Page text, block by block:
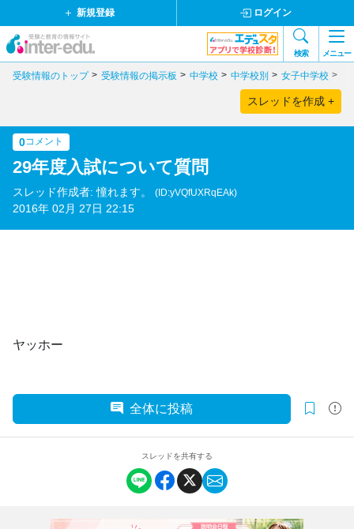
新規登録 ログイン
検索 メニュー
受験情報のトップ 受験情報の掲示板 中学校 中学校別 女子中学校
スレッドを作成 +
0コメント
29年度入試について質問
スレッド作成者: 憧れます。 (ID:yVQfUXRqEAk)
2016年 02月 27日 22:15
ヤッホー
全体に投稿
スレッドを共有する